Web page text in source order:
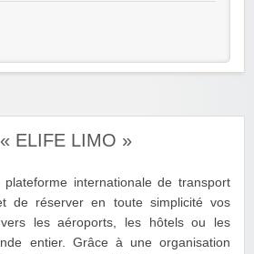
ELIFE LIMO »
internationale de transport
de réserver en toute simplicité vos
les aéroports, les hôtels ou les
entier. Grâce à une organisation